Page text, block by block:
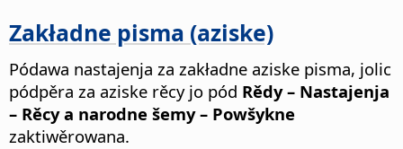
Zakładne pisma (aziske)
Pódawa nastajenja za zakładne aziske pisma, jolic
pódpěra za aziske rěcy jo pód Rědy – Nastajenja
– Rěcy a narodne šemy – Powšykne
zaktiwěrowana.